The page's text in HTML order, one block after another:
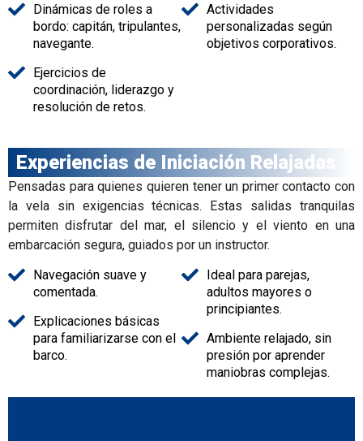
Dinámicas de roles a
bordo: capitán, tripulantes,
navegante.
Ejercicios de
coordinación, liderazgo y
resolución de retos.
Actividades
personalizadas según
objetivos corporativos.
Experiencias de Iniciación Relajadas
Pensadas para quienes quieren tener un primer contacto con
la vela sin exigencias técnicas. Estas salidas tranquilas
permiten disfrutar del mar, el silencio y el viento en una
embarcación segura, guiados por un instructor.
Navegación suave y
comentada.
Explicaciones básicas
para familiarizarse con el
barco.
Ideal para parejas,
adultos mayores o
principiantes.
Ambiente relajado, sin
presión por aprender
maniobras complejas.